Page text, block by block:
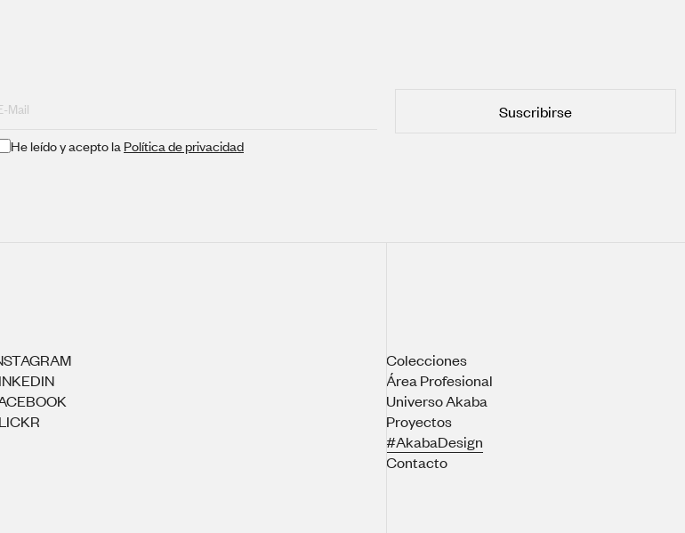
He leído y acepto la Política de privacidad
Suscribirse
Colecciones
Área Profesional
Universo Akaba
Proyectos
#AkabaDesign
Contacto